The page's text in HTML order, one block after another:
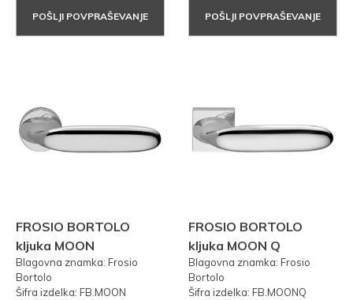
POŠLJI POVPRAŠEVANJE POŠLJI POVPRAŠEVANJE
FROSIO BORTOLO
kljuka MOON
Blagovna znamka: Frosio
Bortolo
Šifra izdelka: FB.MOON
FROSIO BORTOLO
kljuka MOON Q
Blagovna znamka: Frosio
Bortolo
Šifra izdelka: FB.MOONQ